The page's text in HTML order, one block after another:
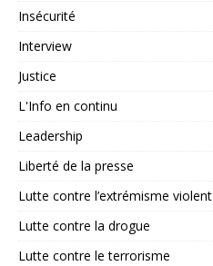
Insécurité
Interview
Justice
L'Info en continu
Leadership
Liberté de la presse
Lutte contre l’extrémisme violent
Lutte contre la drogue
Lutte contre le terrorisme